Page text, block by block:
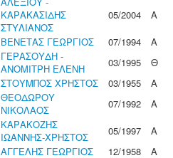
ΚΑΡΑΚΑΣΙΔΗΣ
ΣΤΥΛΙΑΝΟΣ
05/2004
Α
ΒΕΝΕΤΑΣ ΓΕΩΡΓΙΟΣ 07/1994
Α
ΓΕΡΑΣΟΥΔΗ -
ΑΝΟΜΙΤΡΗ ΕΛΕΝΗ
03/1995
Θ
ΣΤΟΥΜΠΟΣ ΧΡΗΣΤΟΣ 03/1955
Α
ΘΕΟΔΩΡΟΥ
ΝΙΚΟΛΑΟΣ
07/1992
Α
ΚΑΡΑΚΟΖΗΣ
ΙΩΑΝΝΗΣ-ΧΡΗΣΤΟΣ
05/1997
Α
ΑΓΓΕΛΗΣ ΓΕΩΡΓΙΟΣ 12/1958
Α